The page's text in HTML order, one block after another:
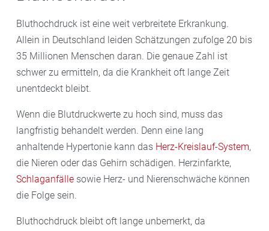
Bluthochdruck ist eine weit verbreitete Erkrankung.
Allein in Deutschland leiden Schätzungen zufolge 20 bis
35 Millionen Menschen daran. Die genaue Zahl ist
schwer zu ermitteln, da die Krankheit oft lange Zeit
unentdeckt bleibt.
Wenn die Blutdruckwerte zu hoch sind, muss das
langfristig behandelt werden. Denn eine lang
anhaltende Hypertonie kann das Herz-Kreislauf-System,
die Nieren oder das Gehirn schädigen. Herzinfarkte,
Schlaganfälle sowie Herz- und Nierenschwäche können
die Folge sein.
Bluthochdruck bleibt oft lange unbemerkt, da